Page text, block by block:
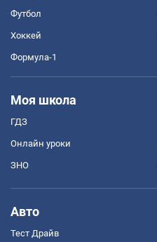
Футбол
Хоккей
Формула-1
Моя школа
ГДЗ
Онлайн уроки
ЗНО
Авто
Тест Драйв